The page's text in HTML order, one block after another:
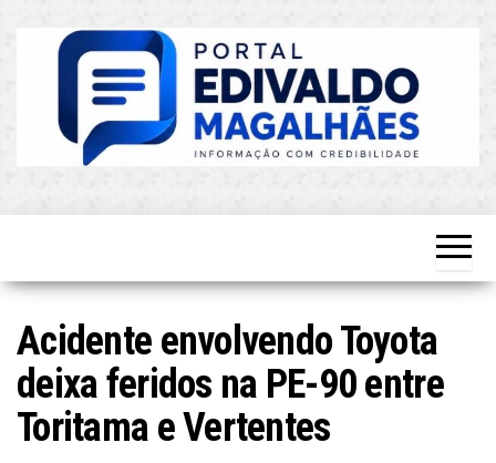
Atualizado!
Acidente envolvendo Toyota
deixa feridos na PE-90 entre
Toritama e Vertentes